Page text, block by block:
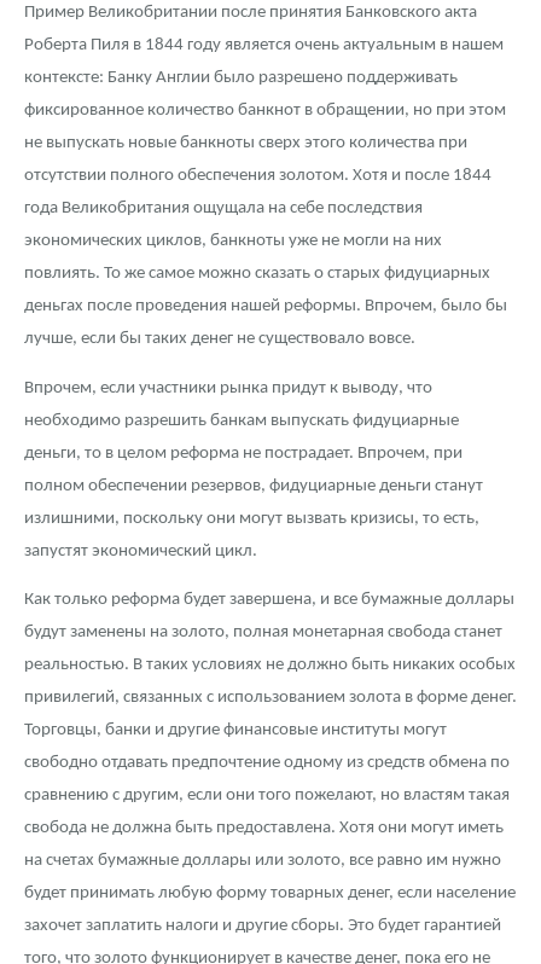
Пример Великобритании после принятия Банковского акта
Роберта Пиля в 1844 году является очень актуальным в нашем
контексте: Банку Англии было разрешено поддерживать
фиксированное количество банкнот в обращении, но при этом
не выпускать новые банкноты сверх этого количества при
отсутствии полного обеспечения золотом. Хотя и после 1844
года Великобритания ощущала на себе последствия
экономических циклов, банкноты уже не могли на них
повлиять. То же самое можно сказать о старых фидуциарных
деньгах после проведения нашей реформы. Впрочем, было бы
лучше, если бы таких денег не существовало вовсе.
Впрочем, если участники рынка придут к выводу, что
необходимо разрешить банкам выпускать фидуциарные
деньги, то в целом реформа не пострадает. Впрочем, при
полном обеспечении резервов, фидуциарные деньги станут
излишними, поскольку они могут вызвать кризисы, то есть,
запустят экономический цикл.
Как только реформа будет завершена, и все бумажные доллары
будут заменены на золото, полная монетарная свобода станет
реальностью. В таких условиях не должно быть никаких особых
привилегий, связанных с использованием золота в форме денег.
Торговцы, банки и другие финансовые институты могут
свободно отдавать предпочтение одному из средств обмена по
сравнению с другим, если они того пожелают, но властям такая
свобода не должна быть предоставлена. Хотя они могут иметь
на счетах бумажные доллары или золото, все равно им нужно
будет принимать любую форму товарных денег, если население
захочет заплатить налоги и другие сборы. Это будет гарантией
того, что золото функционирует в качестве денег, пока его не